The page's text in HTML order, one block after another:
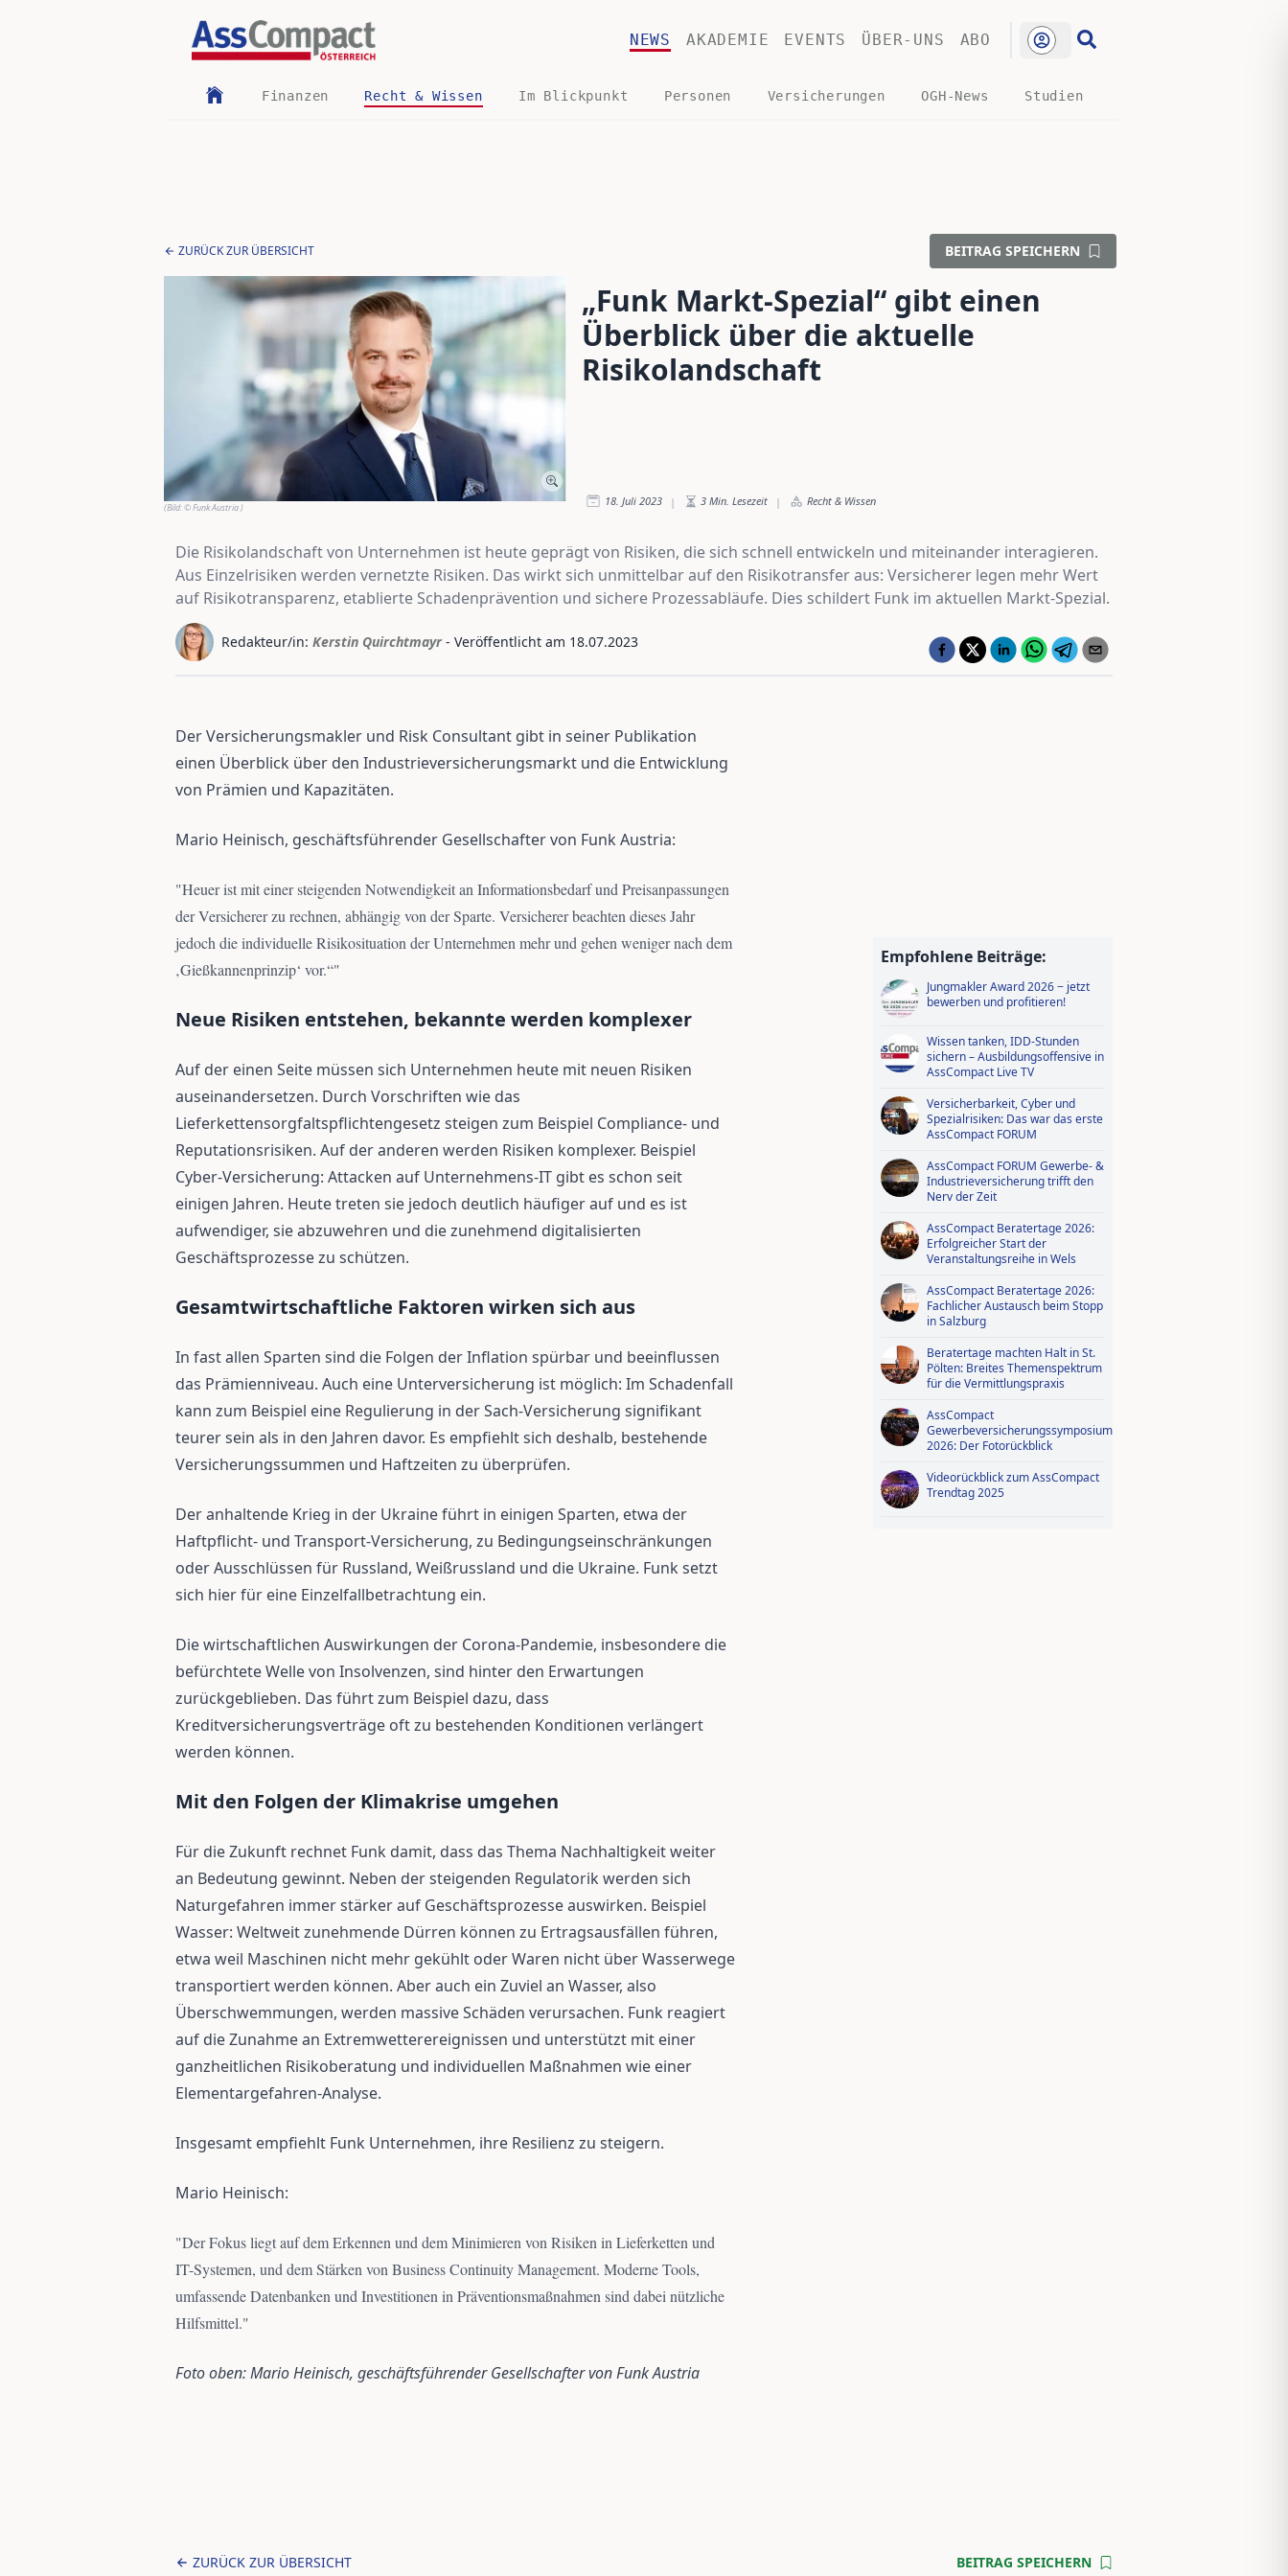
NEWS AKADEMIE EVENTS ÜBER-UNS ABO
Finanzen Recht & Wissen Im Blickpunkt Personen Versicherungen OGH-News Studien
ZURÜCK ZUR ÜBERSICHT BEITRAG SPEICHERN
(Bild:© Funk Austria)
„Funk Markt-Spezial“ gibt einen
Überblick über die aktuelle
Risikolandschaft
18. Juli 2023 | 3 Min. Lesezeit | Recht & Wissen
Die Risikolandschaft von Unternehmen ist heute geprägt von Risiken, die sich schnell entwickeln und miteinander interagieren.
Aus Einzelrisiken werden vernetzte Risiken. Das wirkt sich unmittelbar auf den Risikotransfer aus: Versicherer legen mehr Wert
auf Risikotransparenz, etablierte Schadenprävention und sichere Prozessabläufe. Dies schildert Funk im aktuellen Markt-Spezial.
Redakteur/in: Kerstin Quirchtmayr - Veröffentlicht am 18.07.2023
Der Versicherungsmakler und Risk Consultant gibt in seiner Publikation
einen Überblick über den Industrieversicherungsmarkt und die Entwicklung
von Prämien und Kapazitäten.
Mario Heinisch, geschäftsführender Gesellschafter von Funk Austria:
"Heuer ist mit einer steigenden Notwendigkeit an Informationsbedarf und Preisanpassungen
der Versicherer zu rechnen, abhängig von der Sparte. Versicherer beachten dieses Jahr
jedoch die individuelle Risikosituation der Unternehmen mehr und gehen weniger nach dem
‚Gießkannenprinzip‘ vor.“"
Neue Risiken entstehen, bekannte werden komplexer
Auf der einen Seite müssen sich Unternehmen heute mit neuen Risiken
auseinandersetzen. Durch Vorschriften wie das
Lieferkettensorgfaltspflichtengesetz steigen zum Beispiel Compliance- und
Reputationsrisiken. Auf der anderen werden Risiken komplexer. Beispiel
Cyber-Versicherung: Attacken auf Unternehmens-IT gibt es schon seit
einigen Jahren. Heute treten sie jedoch deutlich häufiger auf und es ist
aufwendiger, sie abzuwehren und die zunehmend digitalisierten
Geschäftsprozesse zu schützen.
Gesamtwirtschaftliche Faktoren wirken sich aus
In fast allen Sparten sind die Folgen der Inflation spürbar und beeinflussen
das Prämienniveau. Auch eine Unterversicherung ist möglich: Im Schadenfall
kann zum Beispiel eine Regulierung in der Sach-Versicherung signifikant
teurer sein als in den Jahren davor. Es empfiehlt sich deshalb, bestehende
Versicherungssummen und Haftzeiten zu überprüfen.
Der anhaltende Krieg in der Ukraine führt in einigen Sparten, etwa der
Haftpflicht- und Transport-Versicherung, zu Bedingungseinschränkungen
oder Ausschlüssen für Russland, Weißrussland und die Ukraine. Funk setzt
sich hier für eine Einzelfallbetrachtung ein.
Die wirtschaftlichen Auswirkungen der Corona-Pandemie, insbesondere die
befürchtete Welle von Insolvenzen, sind hinter den Erwartungen
zurückgeblieben. Das führt zum Beispiel dazu, dass
Kreditversicherungsverträge oft zu bestehenden Konditionen verlängert
werden können.
Mit den Folgen der Klimakrise umgehen
Für die Zukunft rechnet Funk damit, dass das Thema Nachhaltigkeit weiter
an Bedeutung gewinnt. Neben der steigenden Regulatorik werden sich
Naturgefahren immer stärker auf Geschäftsprozesse auswirken. Beispiel
Wasser: Weltweit zunehmende Dürren können zu Ertragsausfällen führen,
etwa weil Maschinen nicht mehr gekühlt oder Waren nicht über Wasserwege
transportiert werden können. Aber auch ein Zuviel an Wasser, also
Überschwemmungen, werden massive Schäden verursachen. Funk reagiert
auf die Zunahme an Extremwetterereignissen und unterstützt mit einer
ganzheitlichen Risikoberatung und individuellen Maßnahmen wie einer
Elementargefahren-Analyse.
Insgesamt empfiehlt Funk Unternehmen, ihre Resilienz zu steigern.
Mario Heinisch:
"Der Fokus liegt auf dem Erkennen und dem Minimieren von Risiken in Lieferketten und
IT-Systemen, und dem Stärken von Business Continuity Management. Moderne Tools,
umfassende Datenbanken und Investitionen in Präventionsmaßnahmen sind dabei nützliche
Hilfsmittel."
Foto oben: Mario Heinisch, geschäftsführender Gesellschafter von Funk Austria
Empfohlene Beiträge:
Jungmakler Award 2026 − jetzt
bewerben und profitieren!
Wissen tanken, IDD-Stunden
sichern – Ausbildungsoffensive in
AssCompact Live TV
Versicherbarkeit, Cyber und
Spezialrisiken: Das war das erste
AssCompact FORUM
AssCompact FORUM Gewerbe- &
Industrieversicherung trifft den
Nerv der Zeit
AssCompact Beratertage 2026:
Erfolgreicher Start der
Veranstaltungsreihe in Wels
AssCompact Beratertage 2026:
Fachlicher Austausch beim Stopp
in Salzburg
Beratertage machten Halt in St.
Pölten: Breites Themenspektrum
für die Vermittlungspraxis
AssCompact
Gewerbeversicherungssymposium
2026: Der Fotorückblick
Videorückblick zum AssCompact
Trendtag 2025
ZURÜCK ZUR ÜBERSICHT BEITRAG SPEICHERN